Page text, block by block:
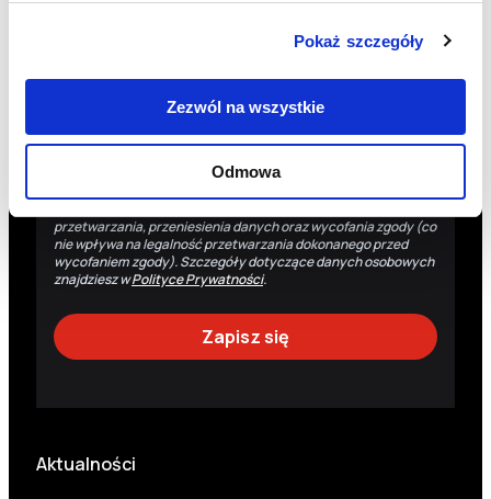
Pokaż szczegóły
Zezwól na wszystkie
Odmowa
otrzymywania drogą elektroniczną (e-mail) newslettera
wsparcia.
Administratorem danych osobowych jest Fundacja Polskie
Centrum Pomocy Międzynarodowej z siedzibą w Warszawie.
dotyczących działalności Fundacji. Masz prawo do: uzyskania
przetwarzania, przeniesienia danych oraz wycofania zgody (co
nie wpływa na legalność przetwarzania dokonanego przed
wycofaniem zgody). Szczegóły dotyczące danych osobowych
znajdziesz wPolityce Prywatności.
Aktualności